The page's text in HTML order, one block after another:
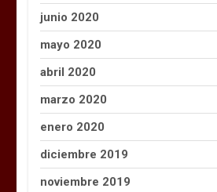
junio 2020
mayo 2020
abril 2020
marzo 2020
enero 2020
diciembre 2019
noviembre 2019